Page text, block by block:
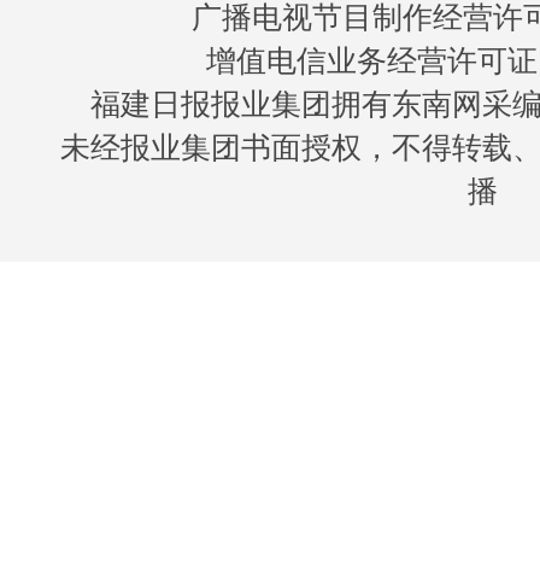
广播电视节目制作经营许
增值电信业务经营许可
福建日报报业集团拥有东南网采
未经报业集团书面授权，不得转载
播